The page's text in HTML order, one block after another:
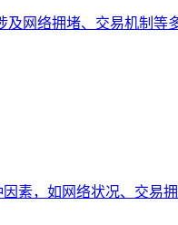
网络拥堵、交易机制等
素，如网络状况、交易